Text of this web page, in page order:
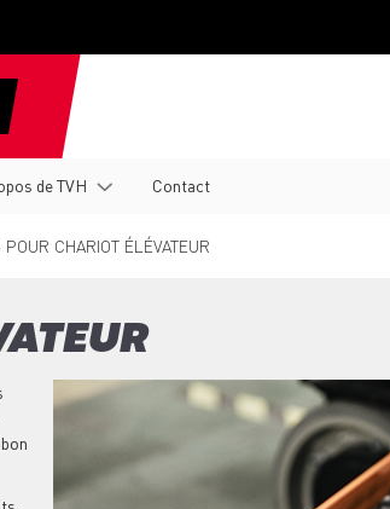
de TVH Contact
POUR CHARIOT ÉLÉVATEUR